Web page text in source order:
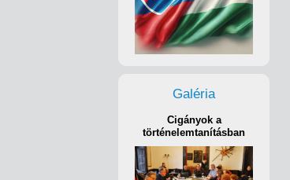
Galéria
Cigányok a
történelemtanításban